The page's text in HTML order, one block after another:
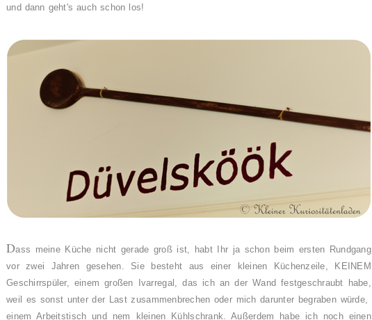
und dann geht's auch schon los!
Dass meine Küche nicht gerade groß ist, habt Ihr ja schon beim ersten Rundgang
vor zwei Jahren gesehen. Sie besteht aus einer kleinen Küchenzeile, KEINEM
Geschirrspüler, einem großen Ivarregal, das ich an der Wand festgeschraubt habe,
weil es sonst unter der Last zusammenbrechen oder mich darunter begraben würde,
einem Arbeitstisch und nem kleinen Kühlschrank. Außerdem habe ich noch einen